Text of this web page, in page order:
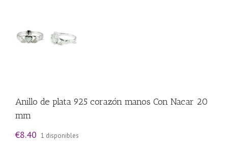
Anillo de plata 925 corazón manos Con Nacar 20
mm
€8.40 1 disponibles